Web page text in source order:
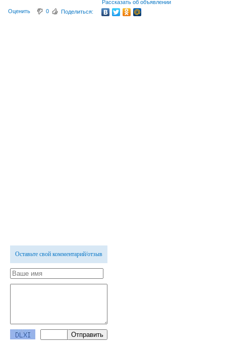
Рассказать об объявлении
Оценить
0 Поделиться:
Оставьте свой комментарий/отзыв